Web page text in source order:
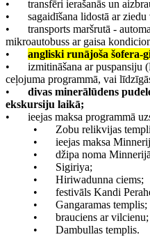
•
transfēri ierašanās un
•
sagaidīšana lidostā ar
•
transports maršrutā -
mikroautobuss ar gaisa
•
angliski runājoša šofera-
•
izmitināšana ar puspansiju
ceļojuma programmā, vai
•
divas minerālūdens
ekskursiju laikā;
•
ieejas maksa programmā
•
Zobu relikvijas
•
ieejas maksa
•
džipa noma
•
Sigiriya;
•
Hiriwadunna ciems;
•
festivāls Kandi
•
Gangaramas templis;
•
brauciens ar vilcienu;
•
Dambullas templis.